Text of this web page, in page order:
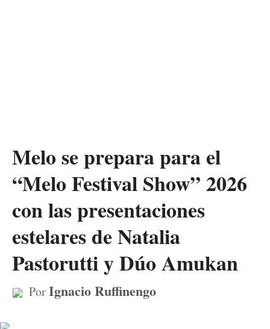
Melo se prepara para el
“Melo Festival Show” 2026
con las presentaciones
estelares de Natalia
Pastorutti y Dúo Amukan
PorIgnacio Ruffinengo